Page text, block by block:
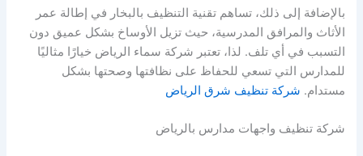
بالإضافة إلى ذلك، تساهم تقنية التنظيف بالبخار في إطالة عمر
الأثاث والمرافق المدرسية، حيث تزيل الأوساخ بشكل عميق دون
التسبب في أي تلف. لذا، تعتبر شركة سماء الرياض خيارًا مثاليًا
للمدارس التي تسعي للحفاظ على نظافتها وصحتها بشكل
مستدام. شركة تنظيف شرق الرياض
شركة تنظيف واجهات مدارس بالرياض